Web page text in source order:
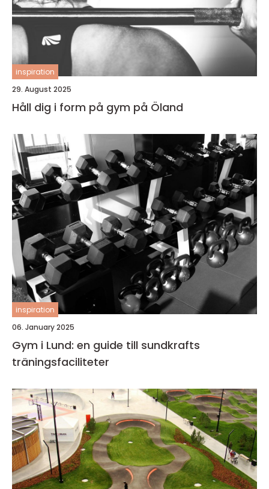
inspiration
29. August 2025
Håll dig i form på gym på Öland
inspiration
06. January 2025
Gym i Lund: en guide till sundkrafts
träningsfaciliteter